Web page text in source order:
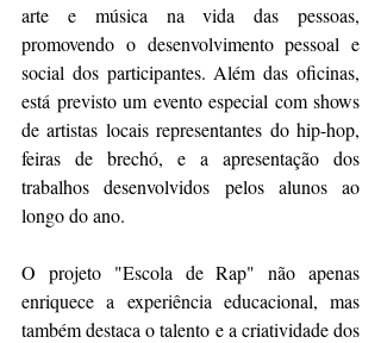
arte e música na vida das pessoas,
promovendo o desenvolvimento pessoal e
social dos participantes. Além das oficinas,
está previsto um evento especial com shows
de artistas locais representantes do hip-hop,
feiras de brechó, e a apresentação dos
trabalhos desenvolvidos pelos alunos ao
longo do ano.
O projeto "Escola de Rap" não apenas
enriquece a experiência educacional, mas
também destaca o talento e a criatividade dos